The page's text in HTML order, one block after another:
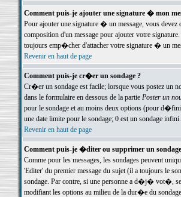
Comment puis-je ajouter une signature � mon
Pour ajouter une signature � un message, vous
composition d'un message pour ajouter votre
toujours emp�cher d'attacher votre signature � un
Revenir en haut de page
Comment puis-je cr�er un sondage ?
Cr�er un sondage est facile; lorsque vous postez un
dans le formulaire en dessous de la partie Poster un
pour le sondage et au moins deux options (pour
une date limite pour le sondage; 0 est un sondage
Revenir en haut de page
Comment puis-je �diter ou supprimer un
Comme pour les messages, les sondages peuvent
'Editer' du premier message du sujet (il a toujours le
sondage. Par contre, si une personne a d�j� vot�,
modifiant les options au milieu de la dur�e du